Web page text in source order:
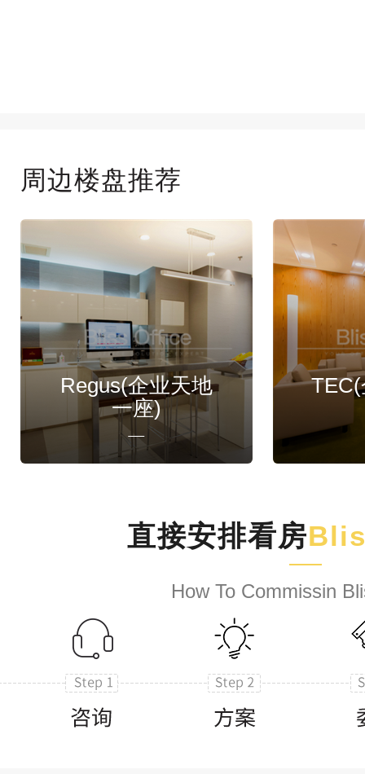
周边楼盘推荐
Regus(企业天地
一座)
直接安排看房
How To Commissin